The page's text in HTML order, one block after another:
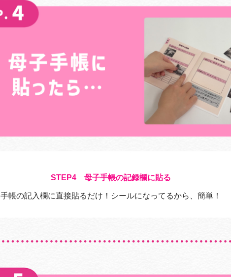
母子手帳の記録欄に貼る
手帳の記入欄に直接貼るだけ！シールになってるから、簡単！